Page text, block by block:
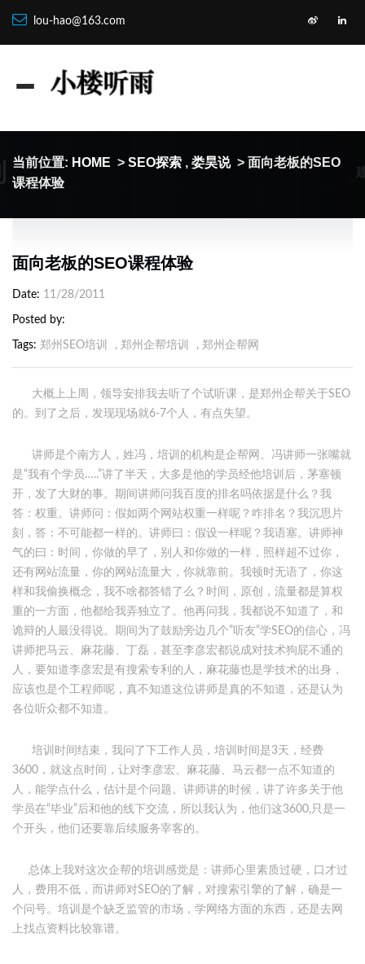
lou-hao@163.com
当前位置: HOME > SEO探索 , 娄昊说 > 面向老板的SEO
课程体验
面向老板的SEO课程体验
Date 11/28/2011
Posted by
Tags 郑州SEO培训 , 郑州企帮培训 , 郑州企帮网
大概上上周，领导安排我去听了个试听课，是郑州企帮关于SEO
的。到了之后，发现现场就6-7个人，有点失望。
讲师是个南方人，姓冯，培训的机构是企帮网。冯讲师一张嘴就
是“我有个学员…..”讲了半天，大多是他的学员经他培训后，茅塞顿
开，发了大财的事。期间讲师问我百度的排名吗依据是什么？我
答：权重。讲师问：假如两个网站权重一样呢？咋排名？我沉思片
刻，答：不可能都一样的。讲师曰：假设一样呢？我语塞。讲师神
气的曰：时间，你做的早了，别人和你做的一样，照样超不过你，
还有网站流量，你的网站流量大，你就靠前。我顿时无语了，你这
样和我偷换概念，我不啥都答错了么？时间，原创，流量都是算权
重的一方面，他都给我弄独立了。他再问我，我都说不知道了，和
诡辩的人最没得说。期间为了鼓励旁边几个”听友”学SEO的信心，冯
讲师把马云、麻花藤、丁磊，甚至李彦宏都说成对技术狗屁不通的
人，要知道李彦宏是有搜索专利的人，麻花藤也是学技术的出身，
应该也是个工程师呢，真不知道这位讲师是真的不知道，还是认为
各位听众都不知道。
培训时间结束，我问了下工作人员，培训时间是3天，经费
3600，就这点时间，让对李彦宏、麻花藤、马云都一点不知道的
人，能学点什么，估计是个问题。讲师讲的时候，讲了许多关于他
学员在“毕业”后和他的线下交流，所以我认为，他们这3600,只是一
个开头，他们还要靠后续服务宰客的。
总体上我对这次企帮的培训感觉是：讲师心里素质过硬，口才过
人，费用不低，而讲师对SEO的了解，对搜索引擎的了解，确是一
个问号。培训是个缺乏监管的市场，学网络方面的东西，还是去网
上找点资料比较靠谱。